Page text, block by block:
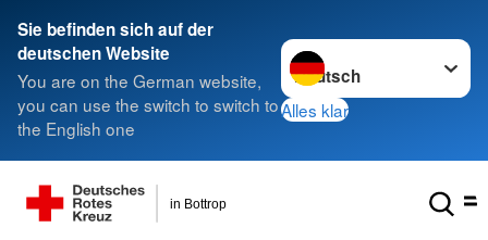
Sie befinden sich auf der
deutschen Website
You are on the German website,
you can use the switch to switch to
the English one
Sprache wechseln zu
Alles klar
in Bottrop